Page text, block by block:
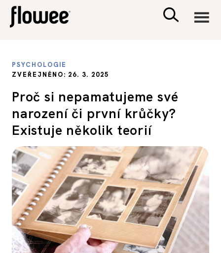
PSYCHOLOGIE
SEX A VZTAHY
PORADNA
PSYCHOLOGIE
ZVEŘEJNĚNO: 26. 3. 2025
Proč si nepamatujeme své
narození či první krůčky?
Existuje několik teorií